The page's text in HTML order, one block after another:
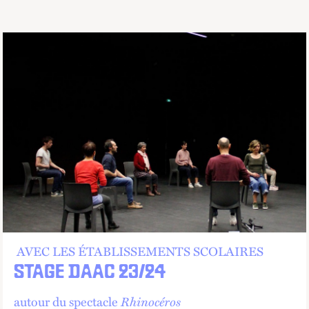
STAGE DAAC 23/24
AVEC LES ÉTABLISSEMENTS SCOLAIRES
autour du spectacleRhinocéros